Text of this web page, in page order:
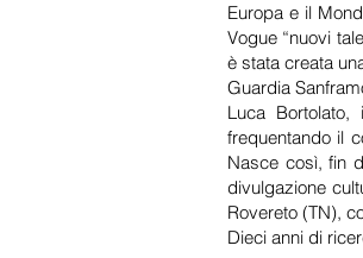
Europa e il
Vogue “nuovi
è stata creata
Guardia
Luca
frequentando il
Nasce così, fin
divulgazione
Rovereto (TN),
Dieci anni di